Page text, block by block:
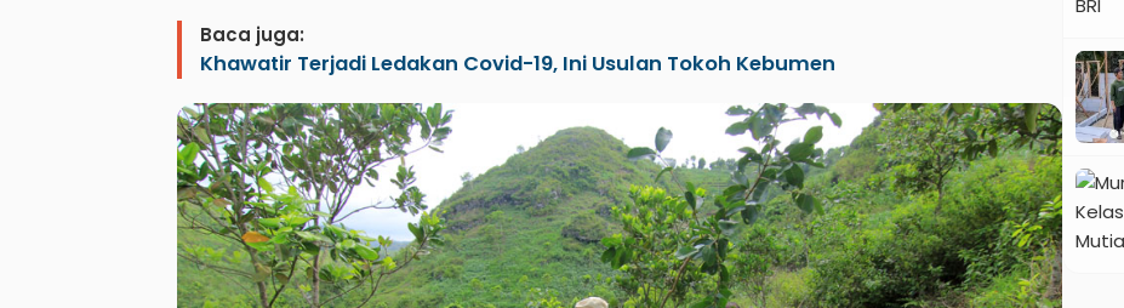
Baca juga:
Khawatir Terjadi Ledakan Covid-19, Ini Usulan Tokoh Kebumen